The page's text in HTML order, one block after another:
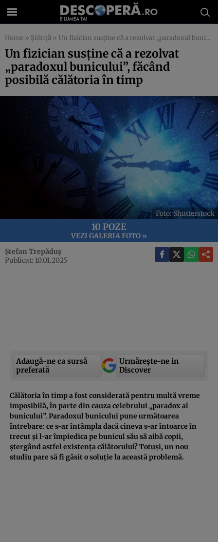
Home » Știință » Un fizician susține că a rezolvat „paradoxul bunicului”, făcând posibilă călătoria în timp
Un fizician susține că a rezolvat
„paradoxul bunicului”, făcând
posibilă călătoria în timp
Foto: Shutterstock
10 POZE
VEZI GALERIA FOTO »
Ștefan Trepăduș
Publicat: 10.01.2025
Adaugă-ne ca sursă
preferată
Urmărește-ne in
Discover
Călătoria în timp a fost considerată pentru multă vreme
imposibilă, în parte din cauza celebrului „paradox al
bunicului”. Paradoxul bunicului pune următoarea
întrebare: ce s-ar întâmpla dacă cineva s-ar întoarce în
trecut și l-ar împiedica pe bunicul său să aibă copii,
ștergând astfel existența călătorului? Totuși, un nou
studiu pare să fi găsit o soluție la această problemă.